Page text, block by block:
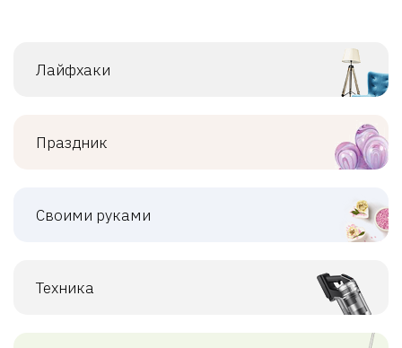
Лайфхаки
Праздник
Своими руками
Техника